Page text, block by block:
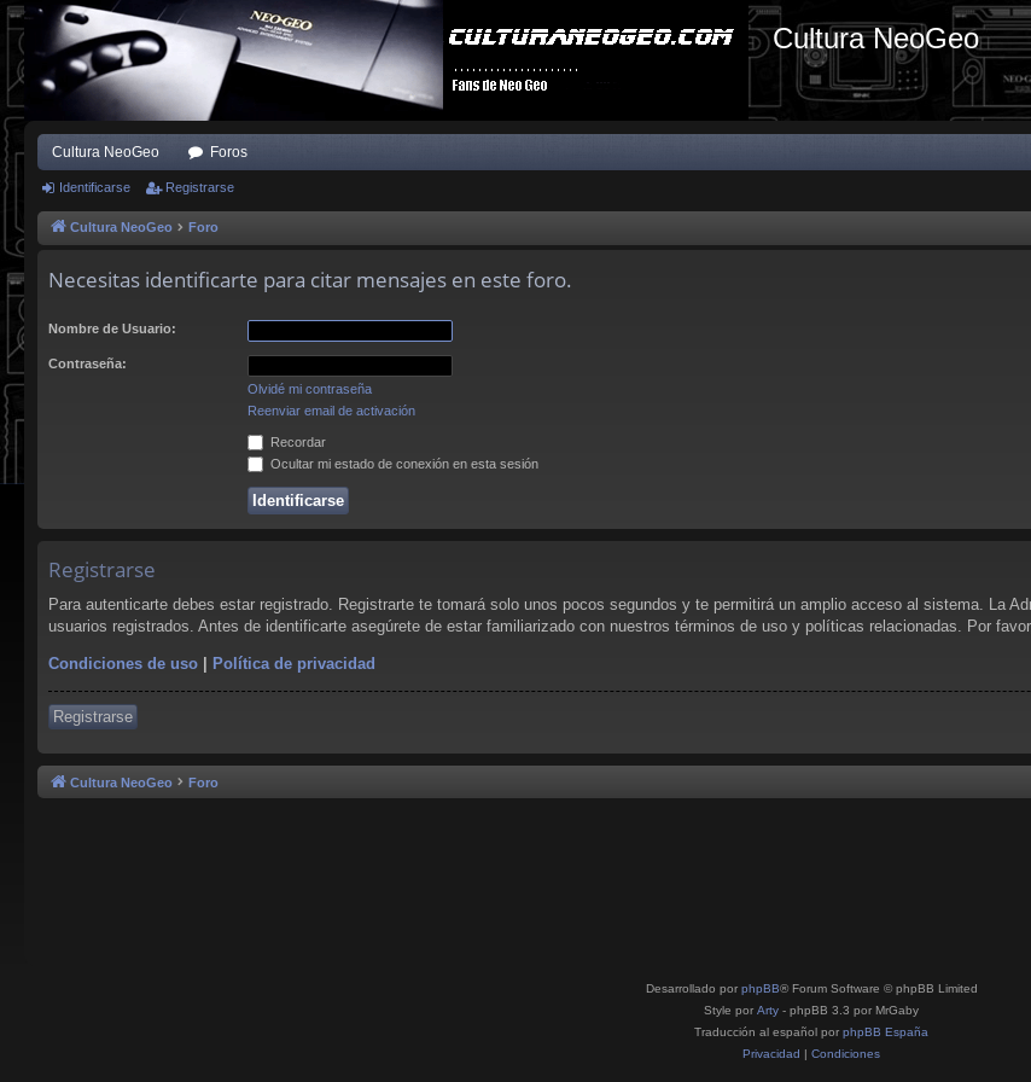
Cultura NeoGeo
Cultura NeoGeo Foros
Identificarse Registrarse
Cultura NeoGeo Foro
Necesitas identificarte para citar mensajes en este foro.
Nombre de Usuario:
Contraseña:
Olvidé mi contraseña
Reenviar email de activación
Recordar
Ocultar mi estado de conexión en esta sesión
Registrarse
Para autenticarte debes estar registrado. Registrarte te tomará solo unos pocos segundos y te permitirá un amplio acceso al sistema. La
usuarios registrados. Antes de identificarte asegúrete de estar familiarizado con nuestros términos de uso y políticas relacionadas. Por
Condiciones de uso | Política de privacidad
Registrarse
Cultura NeoGeo Foro
Desarrollado por phpBB® Forum Software © phpBB Limited
Style por Arty - phpBB 3.3 por MrGaby
Traducción al español por phpBB España
Privacidad | Condiciones